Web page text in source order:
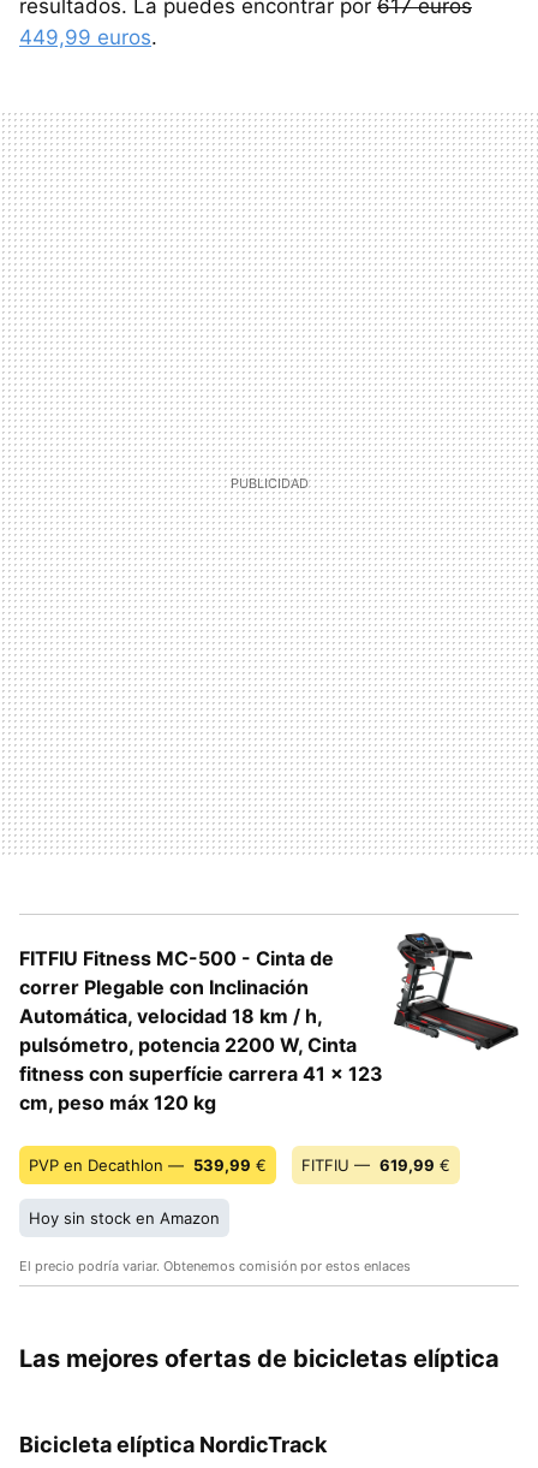
resultados. La puedes encontrar por 617 euros
449,99 euros.
FITFIU Fitness MC-500 - Cinta de
correr Plegable con Inclinación
Automática, velocidad 18 km / h,
pulsómetro, potencia 2200 W, Cinta
fitness con superfície carrera 41 x 123
cm, peso máx 120 kg
PVP en Decathlon — 539,99 € FITFIU — 619,99 €
Hoy sin stock en Amazon
El precio podría variar. Obtenemos comisión por estos enlaces
Las mejores ofertas de bicicletas elíptica
Bicicleta elíptica NordicTrack